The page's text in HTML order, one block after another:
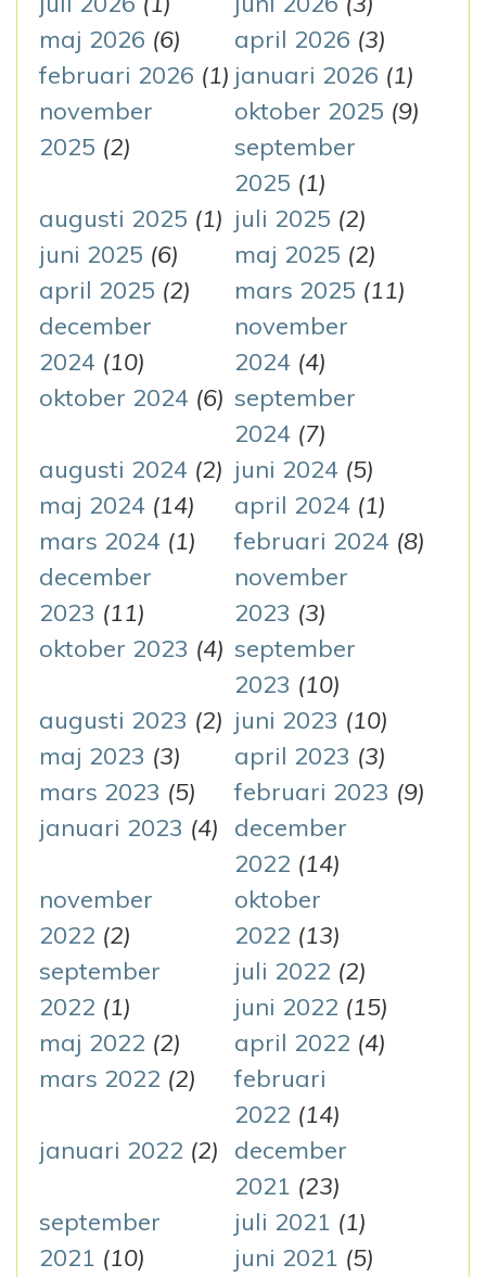
e
r
:
maj 2026 (6) april 2026 (3)
februari 2026 (1) januari 2026 (1)
november
2025 (2)
oktober 2025 (9)
september
2025 (1)
augusti 2025 (1) juli 2025 (2)
juni 2025 (6) maj 2025 (2)
april 2025 (2) mars 2025 (11)
december
2024 (10)
november
2024 (4)
oktober 2024 (6) september
2024 (7)
augusti 2024 (2) juni 2024 (5)
maj 2024 (14) april 2024 (1)
mars 2024 (1) februari 2024 (8)
december
2023 (11)
november
2023 (3)
oktober 2023 (4) september
2023 (10)
augusti 2023 (2) juni 2023 (10)
maj 2023 (3) april 2023 (3)
mars 2023 (5) februari 2023 (9)
januari 2023 (4)
december
2022 (14)
november
2022 (2)
oktober
2022 (13)
september
2022 (1)
juli 2022 (2)
juni 2022 (15)
maj 2022 (2) april 2022 (4)
mars 2022 (2)
februari
2022 (14)
januari 2022 (2)
december
2021 (23)
september
2021 (10)
juli 2021 (1)
juni 2021 (5)